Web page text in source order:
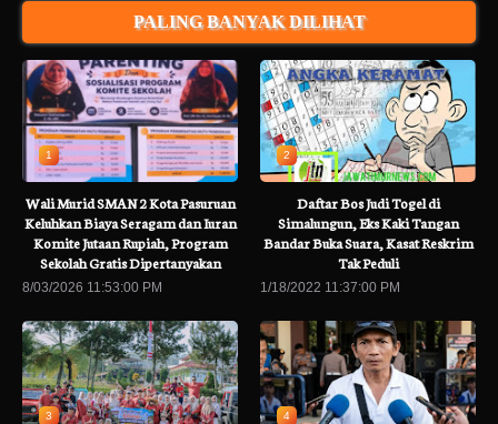
PALING BANYAK DILIHAT
1
Wali Murid SMAN 2 Kota Pasuruan
Keluhkan Biaya Seragam dan Iuran
Komite Jutaan Rupiah, Program
Sekolah Gratis Dipertanyakan
8/03/2026 11:53:00 PM
2
Daftar Bos Judi Togel di
Simalungun, Eks Kaki Tangan
Bandar Buka Suara, Kasat Reskrim
Tak Peduli
1/18/2022 11:37:00 PM
3 4